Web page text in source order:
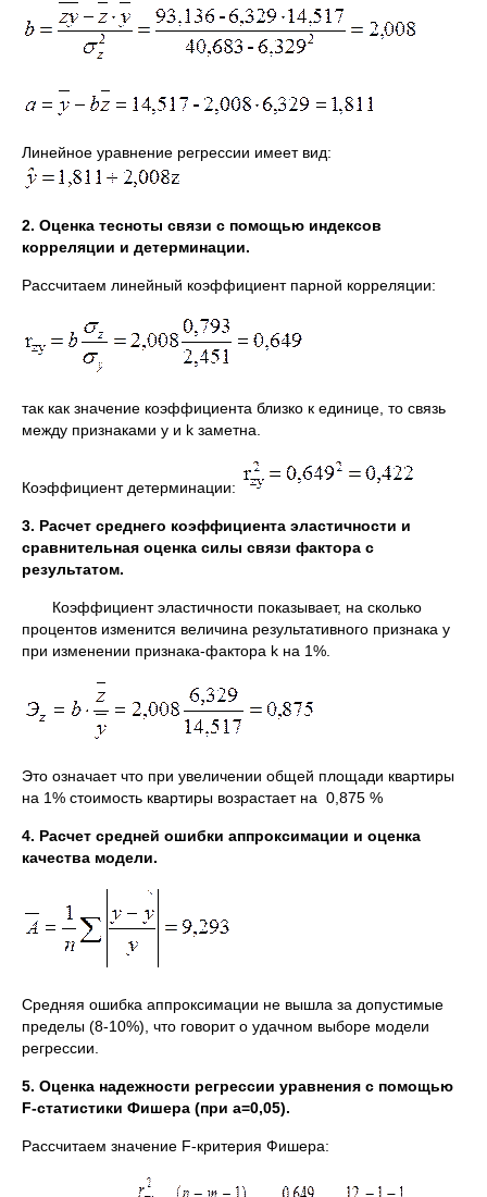
Линейное уравнение регрессии имеет вид:
2. Оценка тесноты связи с помощью индексов
корреляции и детерминации.
Рассчитаем линейный коэффициент парной корреляции:
так как значение коэффициента близко к единице, то связь
между признаками y и k заметна.
Коэффициент детерминации:
3. Расчет среднего коэффициента эластичности и
сравнительная оценка силы связи фактора с
результатом.
Коэффициент эластичности показывает, на сколько
процентов изменится величина результативного признака y
при изменении признака-фактора k на 1%.
Это означает что при увеличении общей площади квартиры
на 1% стоимость квартиры возрастает на 0,875 %
4. Расчет средней ошибки аппроксимации и оценка
качества модели.
Средняя ошибка аппроксимации не вышла за допустимые
пределы (8-10%), что говорит о удачном выборе модели
регрессии.
5. Оценка надежности регрессии уравнения с помощью
F-статистики Фишера (при a=0,05).
Рассчитаем значение F-критерия Фишера: